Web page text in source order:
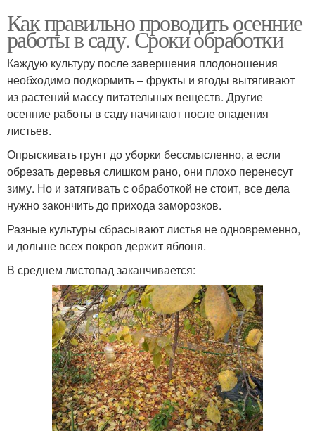
Как правильно проводить осенние
работы в саду. Сроки обработки
Каждую культуру после завершения плодоношения
необходимо подкормить – фрукты и ягоды вытягивают
из растений массу питательных веществ. Другие
осенние работы в саду начинают после опадения
листьев.
Опрыскивать грунт до уборки бессмысленно, а если
обрезать деревья слишком рано, они плохо перенесут
зиму. Но и затягивать с обработкой не стоит, все дела
нужно закончить до прихода заморозков.
Разные культуры сбрасывают листья не одновременно,
и дольше всех покров держит яблоня.
В среднем листопад заканчивается: